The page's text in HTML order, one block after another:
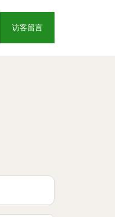
访客留言